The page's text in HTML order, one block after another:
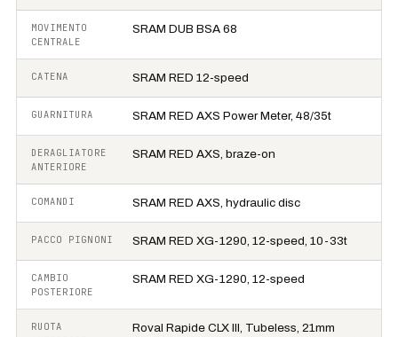
MOVIMENTO
CENTRALE
SRAM DUB BSA 68
CATENA SRAM RED 12-speed
GUARNITURA SRAM RED AXS Power Meter, 48/35t
DERAGLIATORE
ANTERIORE
SRAM RED AXS, braze-on
COMANDI SRAM RED AXS, hydraulic disc
PACCO PIGNONI SRAM RED XG-1290, 12-speed, 10-33t
CAMBIO
POSTERIORE
SRAM RED XG-1290, 12-speed
RUOTA
Roval Rapide CLX III, Tubeless, 21mm